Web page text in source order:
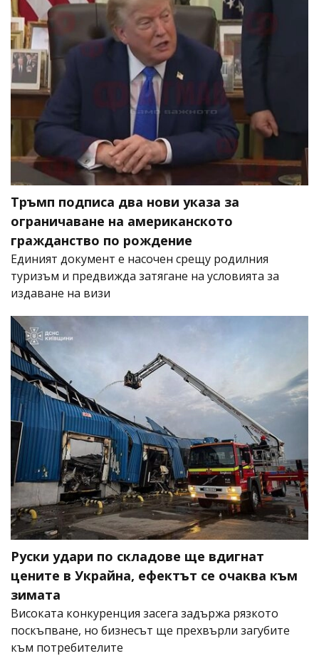
Тръмп подписа два нови указа за
ограничаване на американското
гражданство по рождение
Единият документ е насочен срещу родилния
туризъм и предвижда затягане на условията за
издаване на визи
Руски удари по складове ще вдигнат
цените в Украйна, ефектът се очаква към
зимата
Високата конкуренция засега задържа рязкото
поскъпване, но бизнесът ще прехвърли загубите
към потребителите